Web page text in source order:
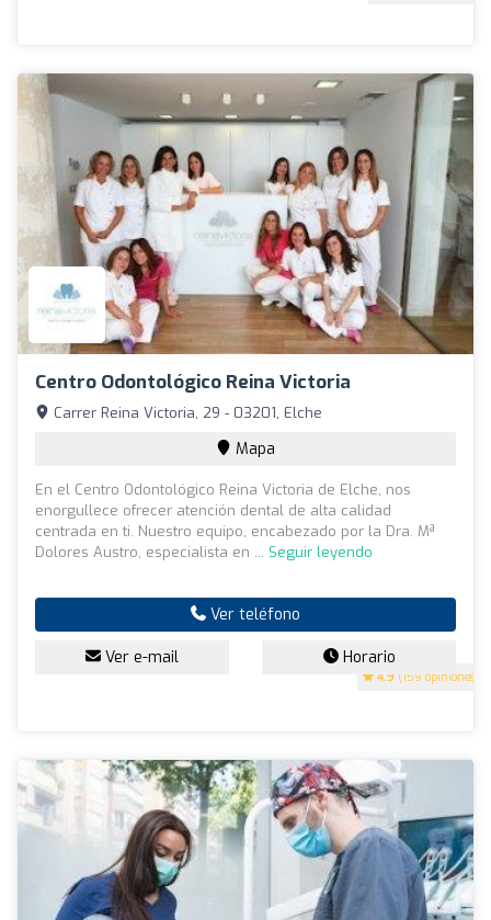
Centro Odontológico Reina Victoria
4.9 (159 opiniones)
Carrer Reina Victoria, 29 - 03201, Elche
Mapa
En el Centro Odontológico Reina Victoria de Elche, nos
enorgullece ofrecer atención dental de alta calidad
centrada en ti. Nuestro equipo, encabezado por la Dra. Mª
Dolores Austro, especialista en ... Seguir leyendo
Ver teléfono
Ver e-mail Horario